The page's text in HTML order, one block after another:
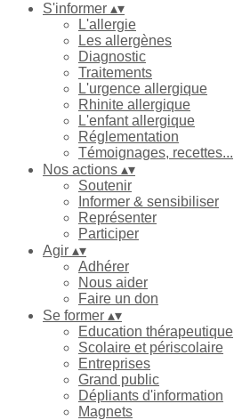
S'informer ▴▾
L'allergie
Les allergènes
Diagnostic
Traitements
L'urgence allergique
Rhinite allergique
L'enfant allergique
Réglementation
Témoignages, recettes...
Nos actions ▴▾
Soutenir
Informer & sensibiliser
Représenter
Participer
Agir ▴▾
Adhérer
Nous aider
Faire un don
Se former ▴▾
Education thérapeutique
Scolaire et périscolaire
Entreprises
Grand public
Dépliants d'information
Magnets